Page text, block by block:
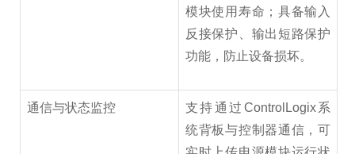
模块使用寿命；具备输入
反接保护、输出短路保护
功能，防止设备损坏。
通信与状态监控
支持通过ControlLogix系
统背板与控制器通信，可